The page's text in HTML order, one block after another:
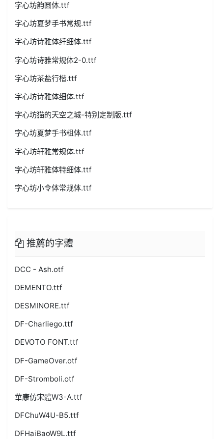
字心坊韵圆体.ttf
字心坊夏梦手书常规.ttf
字心坊诗雅体纤细体.ttf
字心坊诗雅常规体2-0.ttf
字心坊茶盐行楷.ttf
字心坊诗雅体细体.ttf
字心坊猫的天空之城-特别定制版.ttf
字心坊夏梦手书粗体.ttf
字心坊轩雅常规体.ttf
字心坊轩雅体特细体.ttf
字心坊小令体常规体.ttf
推薦的字體
DCC - Ash.otf
DEMENTO.ttf
DESMINORE.ttf
DF-Charliego.ttf
DEVOTO FONT.ttf
DF-GameOver.otf
DF-Stromboli.otf
華康仿宋體W3-A.ttf
DFChuW4U-B5.ttf
DFHaiBaoW9L.ttf